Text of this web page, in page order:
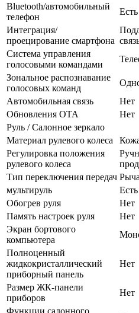
Bluetooth/автомобильный
телефон
Есть
Интеграция/
проецирование смартфона
Система управления
голосовыми командами
Зональное распознавание
голосовых команд
Автомобильная связь
Нет
Обновления OTA
Нет
Руль / Салонное зеркало
Материал рулевого колеса
Регулировка положения
рулевого колеса
Тип переключения передач
мультируль
Есть
Обогрев руля
Нет
Память настроек руля
Нет
Экран бортового
компьютера
Полноценный
жидкокристаллический
приборный панель
Нет
Размер ЖК-панели
приборов
Нет
Функции салонного